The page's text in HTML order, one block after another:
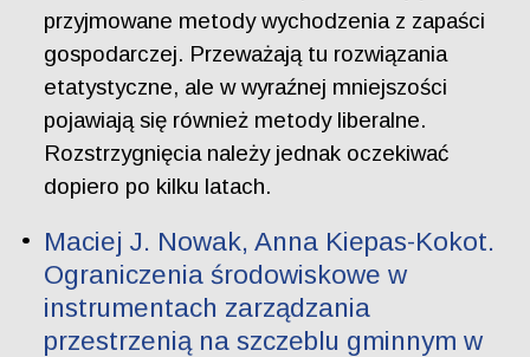
przyjmowane metody wychodzenia z zapaści
gospodarczej. Przeważają tu rozwiązania
etatystyczne, ale w wyraźnej mniejszości
pojawiają się również metody liberalne.
Rozstrzygnięcia należy jednak oczekiwać
dopiero po kilku latach.
Maciej J. Nowak, Anna Kiepas-Kokot.
Ograniczenia środowiskowe w
instrumentach zarządzania
przestrzenią na szczeblu gminnym w